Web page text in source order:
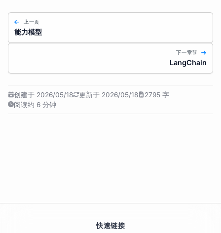
上一页
能力模型
下一章节
LangChain
创建于 2026/05/18 更新于 2026/05/18
2795 字
阅读约 6 分钟
快速链接